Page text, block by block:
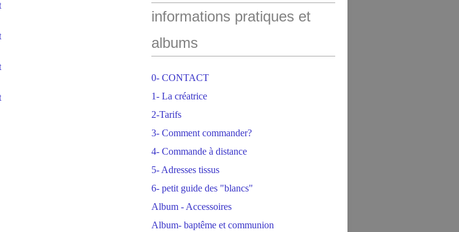
informations pratiques et
albums
0- CONTACT
1- La créatrice
2-Tarifs
3- Comment commander?
4- Commande à distance
5- Adresses tissus
6- petit guide des "blancs"
Album - Accessoires
Album- baptême et communion